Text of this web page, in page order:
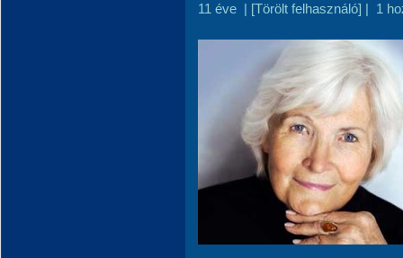
11 éve | [Törölt felhasználó] | 1